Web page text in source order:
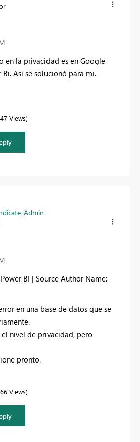
en la privacidad es en Google
Bi. Así se solucionó para mi.
Views
BI | Source Author Name:
en una base de datos que se
nivel de privacidad, pero
pronto.
Views